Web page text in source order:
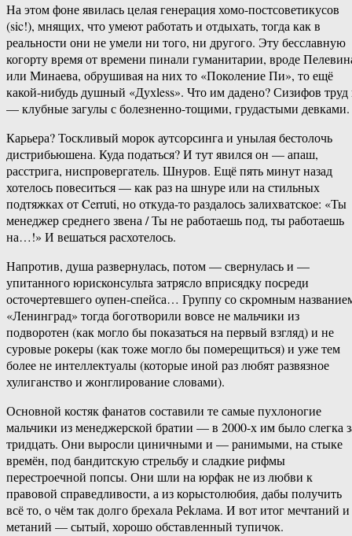
На этом фоне явилась целая генерация хомо-постсоветикусов
(sic!), мнящих, что умеют работать и отдыхать, тогда как в
реальности они не умели ни того, ни другого. Эту бесславную
когорту время от времени пинали гуманитарии, вроде
или Минаева, обрушивая на них то «Поколение Пи», то ещё
какой-нибудь душный «Духless». Что им дадено? Сизифов труд
— клубные загулы с болезненно-тощими, грудастыми девками.
Карьера? Тоскливый морок аутсорсинга и унылая бестолочь
дистрибьюшена. Куда податься? И тут явился он — апаш,
расстрига, ниспровергатель. Шнуров. Ещё пять минут назад
хотелось повеситься — как раз на шнуре или на стильных
подтяжках от Cerruti, но откуда-то раздалось залихватское: «Ты
менеджер среднего звена / Ты не работаешь под, ты работаешь
на…!» И вешаться расхотелось.
Напротив, душа развернулась, потом — свернулась и —
упитанного юрисконсульта затрясло вприсядку посреди
осточертевшего оупен-спейса… Группу со скромным
«Ленинград» тогда боготворили вовсе не мальчики из
подворотен (как могло бы показаться на первый взгляд) и не
суровые рокеры (как тоже могло бы померещиться) и уже тем
более не интеллектуалы (которые иной раз любят развязное
хулиганство и жонглирование словами).
Основной костяк фанатов составили те самые пухлоногие
мальчики из менеджерской братии — в 2000-х им было слегка
тридцать. Они выросли циничными и — ранимыми, на стыке
времён, под бандитскую стрельбу и сладкие рифмы
перестроечной попсы. Они шли на юрфак не из любви к
правовой справедливости, а из корыстолюбия, дабы получить
всё то, о чём так долго брехала Реkлама. И вот итог мечтаний и
метаний — сытый, хорошо обставленный тупичок.